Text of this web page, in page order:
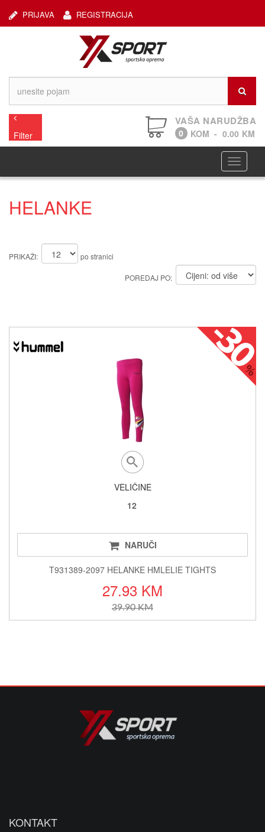
REGISTRACIJA
PRIJAVA
Filter
VAŠA NARUDŽBA
0 KOM - 0.00 KM
HELANKE
PRIKAŽI: po stranici
POREDAJ PO:
VELIČINE
12
NARUČI
T931389-2097 HELANKE HMLELIE TIGHTS
27.93 KM
39.90 KM
KONTAKT